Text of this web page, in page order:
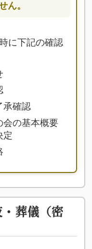
ん。
に下記の確認
承確認
会の基本概要
定
葬儀（密